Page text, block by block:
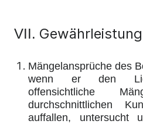
VII. Gewährleistung
Mängelansprüche des
wenn er den
offensichtliche
durchschnittlichen
auffallen, untersucht